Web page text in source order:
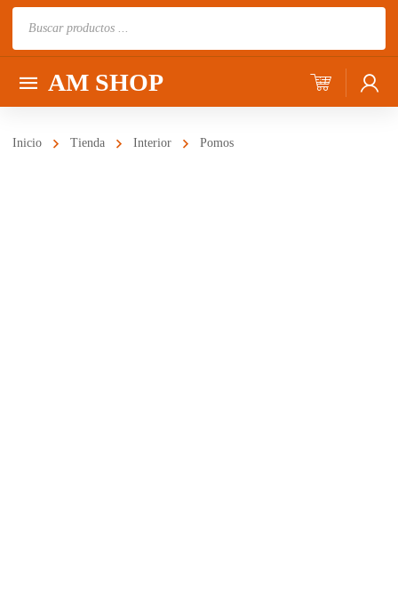
AM SHOP
Inicio Tienda Interior Pomos